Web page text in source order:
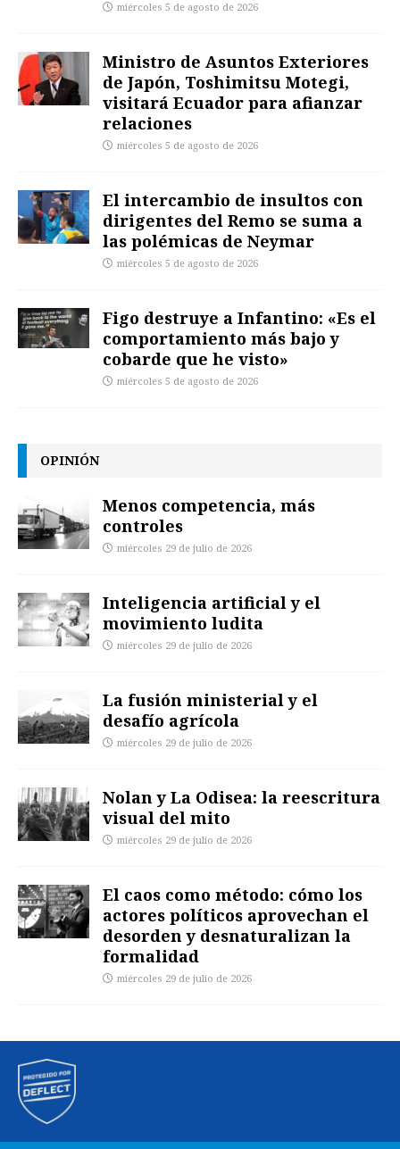
miércoles 5 de agosto de 2026
Ministro de Asuntos Exteriores
de Japón, Toshimitsu Motegi,
visitará Ecuador para afianzar
relaciones
miércoles 5 de agosto de 2026
El intercambio de insultos con
dirigentes del Remo se suma a
las polémicas de Neymar
miércoles 5 de agosto de 2026
Figo destruye a Infantino: «Es el
comportamiento más bajo y
cobarde que he visto»
miércoles 5 de agosto de 2026
OPINIÓN
Menos competencia, más
controles
miércoles 29 de julio de 2026
Inteligencia artificial y el
movimiento ludita
miércoles 29 de julio de 2026
La fusión ministerial y el
desafío agrícola
miércoles 29 de julio de 2026
Nolan y La Odisea: la reescritura
visual del mito
miércoles 29 de julio de 2026
El caos como método: cómo los
actores políticos aprovechan el
desorden y desnaturalizan la
formalidad
miércoles 29 de julio de 2026